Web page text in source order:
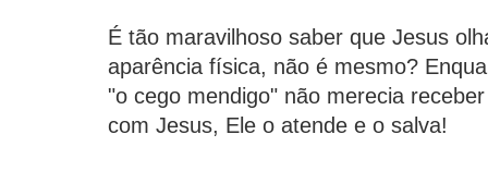
É tão maravilhoso saber que Jesus
aparência física, não é mesmo?
"o cego mendigo" não merecia
com Jesus, Ele o atende e o salva!